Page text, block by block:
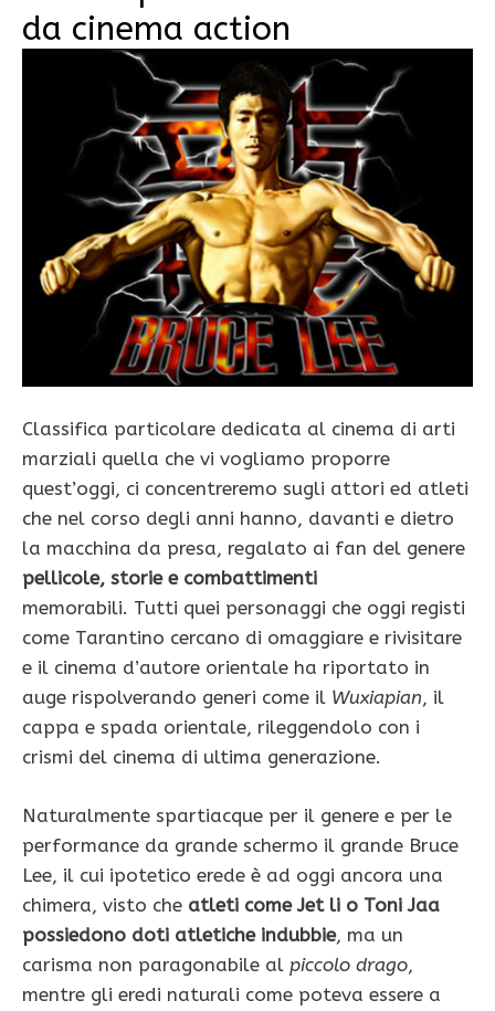
da cinema action
Classifica particolare dedicata al cinema di arti
marziali quella che vi vogliamo proporre
quest’oggi, ci concentreremo sugli attori ed atleti
che nel corso degli anni hanno, davanti e dietro
la macchina da presa, regalato ai fan del genere
pellicole, storie e combattimenti
memorabili. Tutti quei personaggi che oggi registi
come Tarantino cercano di omaggiare e rivisitare
e il cinema d’autore orientale ha riportato in
auge rispolverando generi come il Wuxiapian, il
cappa e spada orientale, rileggendolo con i
crismi del cinema di ultima generazione.
Naturalmente spartiacque per il genere e per le
performance da grande schermo il grande Bruce
Lee, il cui ipotetico erede è ad oggi ancora una
chimera, visto che atleti come Jet li o Toni Jaa
possiedono doti atletiche indubbie, ma un
carisma non paragonabile al piccolo drago,
mentre gli eredi naturali come poteva essere a